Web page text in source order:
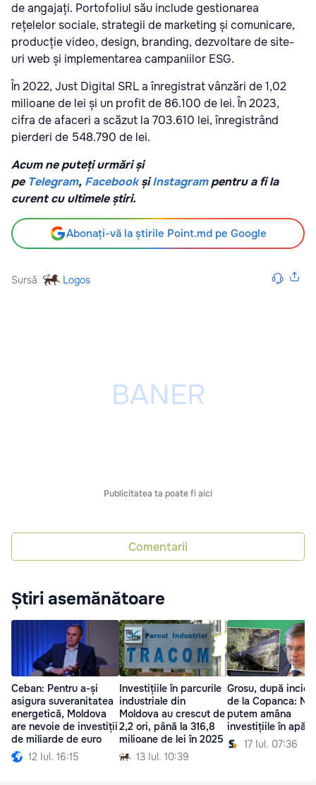
de angajați. Portofoliul său include gestionarea
rețelelor sociale, strategii de marketing și comunicare,
producție video, design, branding, dezvoltare de site-
uri web și implementarea campaniilor ESG.
În 2022, Just Digital SRL a înregistrat vânzări de 1,02
milioane de lei și un profit de 86.100 de lei. În 2023,
cifra de afaceri a scăzut la 703.610 lei, înregistrând
pierderi de 548.790 de lei.
Acum ne puteți urmări și
pe Telegram, Facebook șiInstagrampentru a fi la
curent cu ultimele știri.
Abonați-vă la știrile Point.md pe Google
Sursă Logos
Publicitatea ta poate fi aici
Comentarii
Știri asemănătoare
Ceban: Pentru a-și
asigura suveranitatea
energetică, Moldova
are nevoie de investiții
de miliarde de euro
12 Iul. 16:15
Investițiile în parcurile
industriale din
Moldova au crescut de
2,2 ori, până la 316,8
milioane de lei în 2025
13 Iul. 10:39
Grosu, după
de la Copanca: Nu
putem amâna
investițiile în
17 Iul. 07:36